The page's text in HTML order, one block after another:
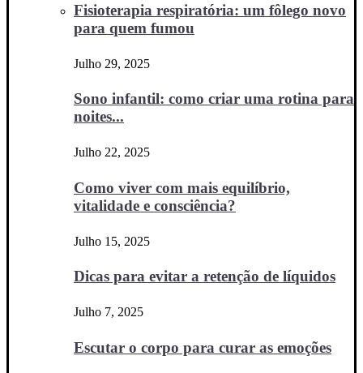
Fisioterapia respiratória: um fôlego novo
para quem fumou
Julho 29, 2025
Sono infantil: como criar uma rotina para
noites...
Julho 22, 2025
Como viver com mais equilíbrio,
vitalidade e consciência?
Julho 15, 2025
Dicas para evitar a retenção de líquidos
Julho 7, 2025
Escutar o corpo para curar as emoções